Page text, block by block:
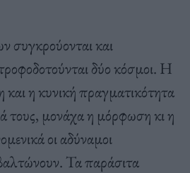
συγκρούονται και
δύο κόσμοι. Η
η κυνική πραγματικότητα
τους, μονάχα η μόρφωση κι η
οι αδύναμοι
Τα παράσιτα